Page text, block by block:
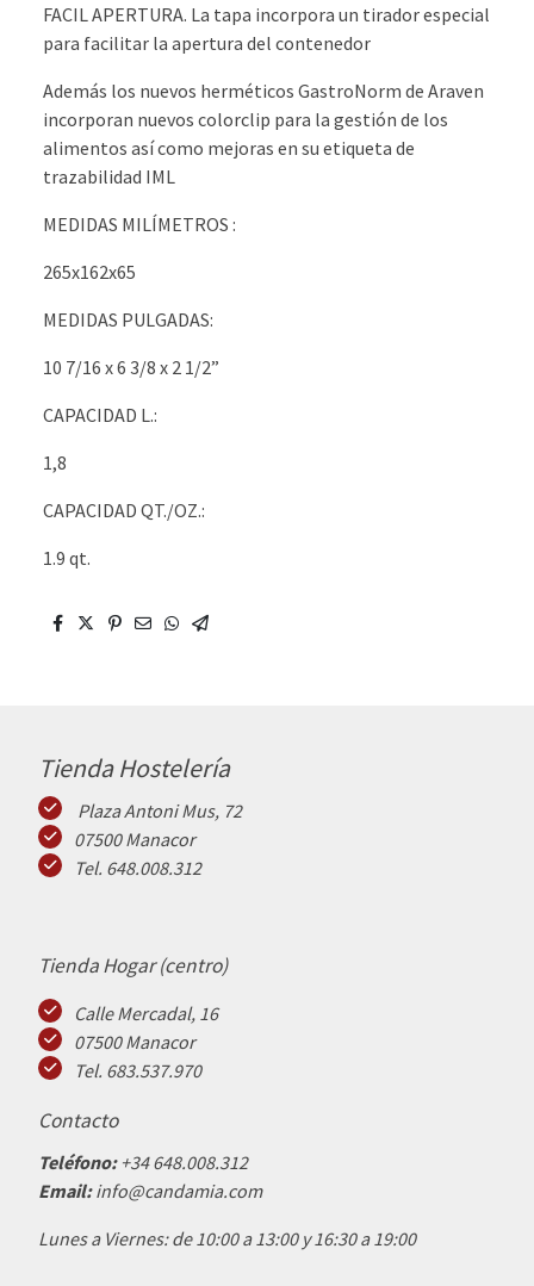
FACIL APERTURA. La tapa incorpora un tirador especial
para facilitar la apertura del contenedor
Además los nuevos herméticos GastroNorm de Araven
incorporan nuevos colorclip para la gestión de los
alimentos así como mejoras en su etiqueta de
trazabilidad IML
MEDIDAS MILÍMETROS :
265x162x65
MEDIDAS PULGADAS:
10 7/16 x 6 3/8 x 2 1/2”
CAPACIDAD L.:
1,8
CAPACIDAD QT./OZ.:
1.9 qt.
Tienda Hostelería
Plaza Antoni Mus, 72
07500 Manacor
Tel. 648.008.312
Tienda Hogar (centro)
Calle Mercadal, 16
07500 Manacor
Tel. 683.537.970
Contacto
Teléfono: +34 648.008.312
Email:info@candamia.com
Lunes a Viernes: de 10:00 a 13:00 y 16:30 a 19:00